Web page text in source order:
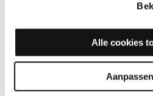
Alle cookies
Aanpassen